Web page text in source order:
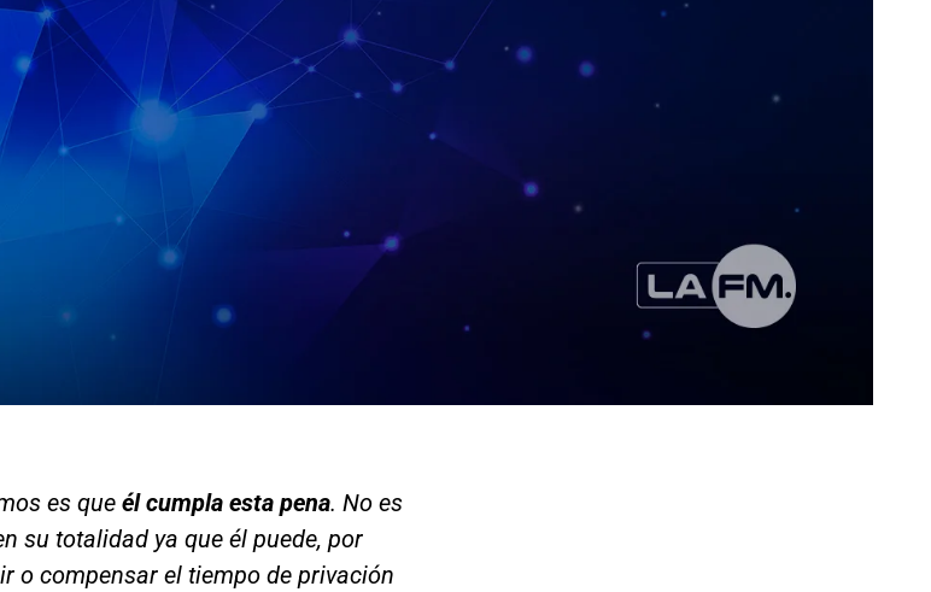
es queél cumpla esta pena. No es
su totalidad ya que él puede, por
o compensar el tiempo de privación